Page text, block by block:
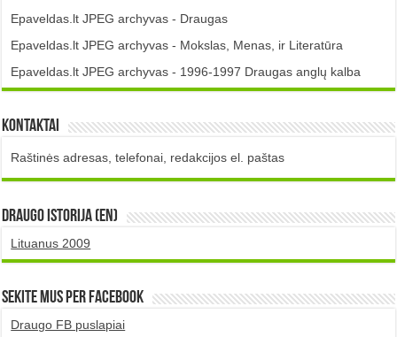
Epaveldas.lt JPEG archyvas - Draugas
Epaveldas.lt JPEG archyvas - Mokslas, Menas, ir Literatūra
Epaveldas.lt JPEG archyvas - 1996-1997 Draugas anglų kalba
Kontaktai
Raštinės adresas, telefonai, redakcijos el. paštas
DRAUGO istorija (EN)
Lituanus 2009
Sekite mus per Facebook
Draugo FB puslapiai